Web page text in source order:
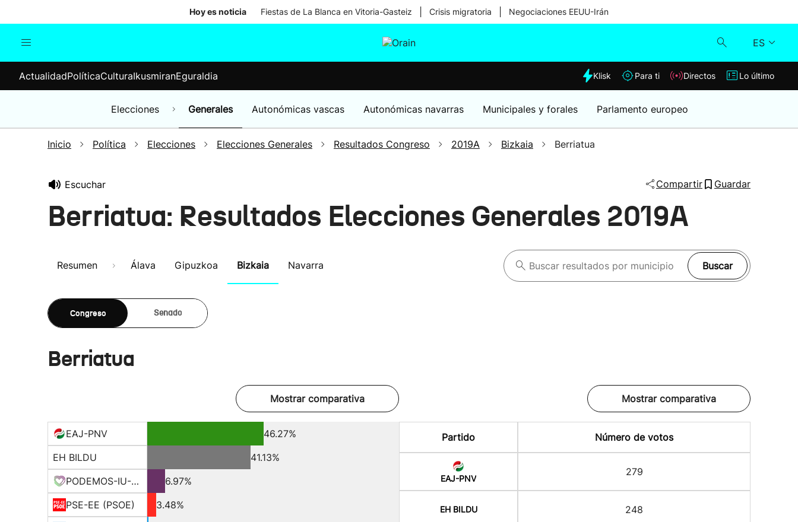
Hoy es noticia Fiestas de La Blanca en Vitoria-Gasteiz Crisis migratoria Negociaciones EEUU-Irán
ES
Elecciones
Klisk
Lo último
ActualidadPolíticaCulturaIkusmiranEguraldia Klisk Para ti Directos Lo último
Elecciones Generales Autonómicas vascas Autonómicas navarras Municipales y forales Parlamento europeo
Inicio Política Elecciones Elecciones Generales Resultados Congreso 2019A Bizkaia Berriatua
Escuchar Compartir Guardar
Berriatua: Resultados Elecciones Generales 2019A
Resumen Álava Gipuzkoa Bizkaia Navarra Buscar
Congreso Senado
Berriatua
Mostrar comparativa
EAJ-PNV
46.27%
EH BILDU
41.13%
PODEMOS-IU-EQUO BERD
6.97%
PSE-EE (PSOE)
3.48%
Mostrar comparativa
Partido Número de votos
EAJ-PNV
279
EH BILDU 248